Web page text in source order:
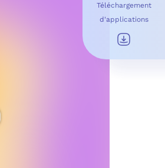
Téléchargement
d'applications